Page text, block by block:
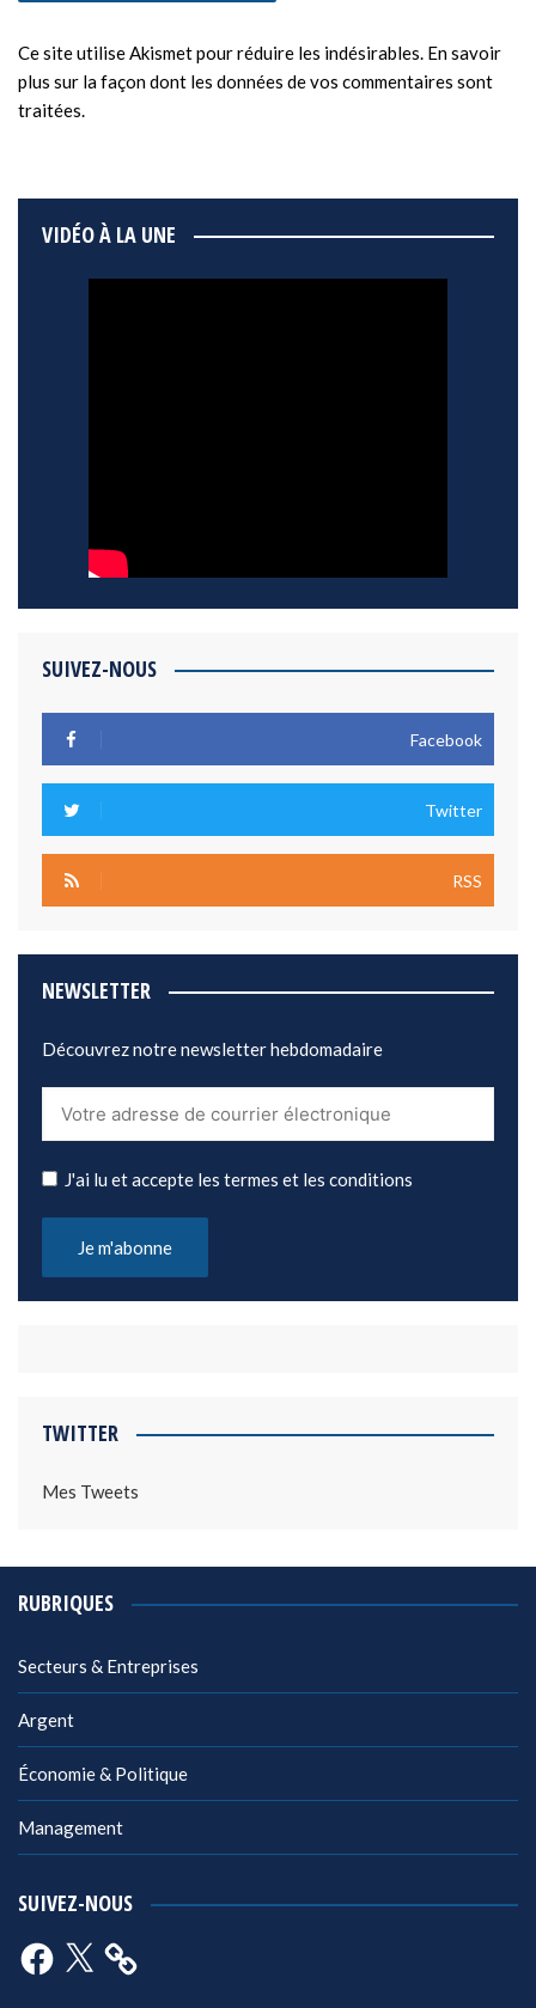
Ce site utilise Akismet pour réduire les indésirables. En savoir
plus sur la façon dont les données de vos commentaires sont
traitées.
VIDÉO À LA UNE
SUIVEZ-NOUS
Facebook
Twitter
RSS
NEWSLETTER
Découvrez notre newsletter hebdomadaire
J'ai lu et accepte les termes et les conditions
TWITTER
Mes Tweets
RUBRIQUES
Secteurs & Entreprises
Argent
Économie & Politique
Management
SUIVEZ-NOUS
Facebook
X